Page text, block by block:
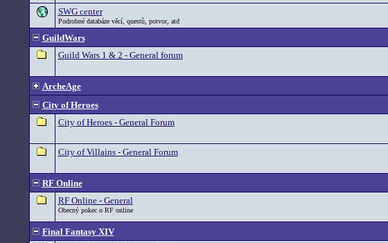
SWG center
Podrobné databáze věcí, questů, potvor, atd
GuildWars
Guild Wars 1 & 2 - General forum
ArcheAge
City of Heroes
City of Heroes - General Forum
City of Villains - General Forum
RF Online
RF Online - General
Obecný pokec o RF online
Final Fantasy XIV